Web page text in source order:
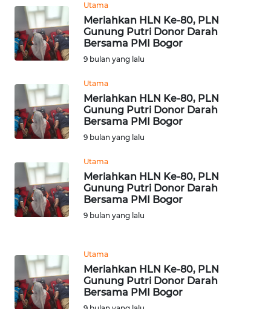
Utama
Meriahkan HLN Ke-80, PLN
Gunung Putri Donor Darah
Bersama PMI Bogor
9 bulan yang lalu
Utama
Meriahkan HLN Ke-80, PLN
Gunung Putri Donor Darah
Bersama PMI Bogor
9 bulan yang lalu
Utama
Meriahkan HLN Ke-80, PLN
Gunung Putri Donor Darah
Bersama PMI Bogor
9 bulan yang lalu
Utama
Meriahkan HLN Ke-80, PLN
Gunung Putri Donor Darah
Bersama PMI Bogor
SUMUT
WN
JAKARTA
WN
JABAR
WN
WN
NTT
WN
WN
PAPUA